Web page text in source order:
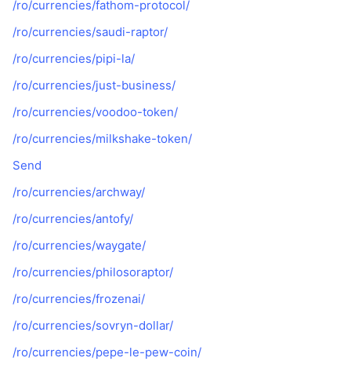
În tendințe
Nou
Cripto
Finanțe
Tehnologie
Statistici generale NFT
ETF-uri cripto
ETF-uri Bitcoin
ETF-uri Ethereum
Analiza tehnica
MACD
Prezentare generală
CMC MCP
x402
Descoperă
Știri
Academy
Cercetare
Glosar
Evenimentele Airdrop
/ro/currencies/fathom-protocol/
/ro/currencies/saudi-raptor/
/ro/currencies/pipi-la/
/ro/currencies/just-business/
/ro/currencies/voodoo-token/
/ro/currencies/milkshake-token/
Send
/ro/currencies/archway/
/ro/currencies/antofy/
/ro/currencies/waygate/
/ro/currencies/philosoraptor/
/ro/currencies/frozenai/
/ro/currencies/sovryn-dollar/
/ro/currencies/pepe-le-pew-coin/